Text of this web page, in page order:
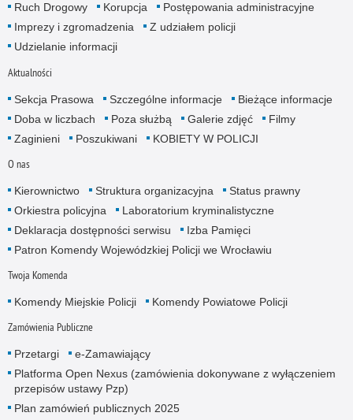
Ruch Drogowy
Korupcja
Postępowania administracyjne
Imprezy i zgromadzenia
Z udziałem policji
Udzielanie informacji
Aktualności
Sekcja Prasowa Szczególne informacje
Bieżące informacje
Doba w liczbach
Poza służbą Galerie zdjęć
Filmy
Zaginieni
Poszukiwani KOBIETY W POLICJI
O nas
Kierownictwo Struktura organizacyjna
Status prawny
Orkiestra policyjna
Laboratorium kryminalistyczne
Deklaracja dostępności serwisu
Izba Pamięci
Patron Komendy Wojewódzkiej Policji we Wrocławiu
Twoja Komenda
Komendy Miejskie Policji Komendy Powiatowe Policji
Zamówienia Publiczne
Przetargi
e-Zamawiający
Platforma Open Nexus (zamówienia dokonywane z wyłączeniem
przepisów ustawy Pzp)
Plan zamówień publicznych 2025